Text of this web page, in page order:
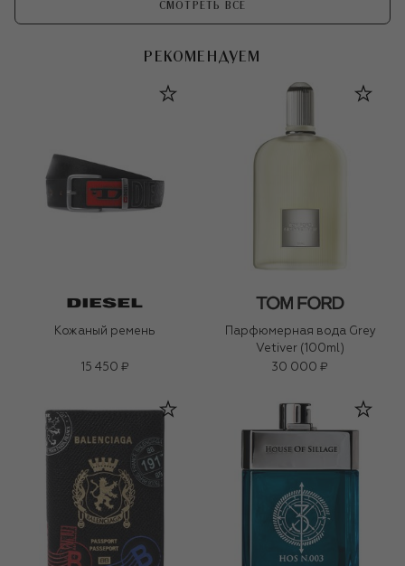
СМОТРЕТЬ ВСЕ
РЕКОМЕНДУЕМ
Кожаный ремень
15 450 ₽
Парфюмерная вода Grey
Vetiver (100ml)
30 000 ₽